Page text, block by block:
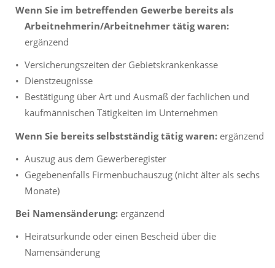
Wenn Sie im betreffenden Gewerbe bereits als
Arbeitnehmerin/Arbeitnehmer tätig waren:
ergänzend
Versicherungszeiten der Gebietskrankenkasse
Dienstzeugnisse
Bestätigung über Art und Ausmaß der fachlichen und
kaufmännischen Tätigkeiten im Unternehmen
Wenn Sie bereits selbstständig tätig waren: ergänzend
Auszug aus dem Gewerberegister
Gegebenenfalls Firmenbuchauszug (nicht älter als sechs
Monate)
Bei Namensänderung: ergänzend
Heiratsurkunde oder einen Bescheid über die
Namensänderung